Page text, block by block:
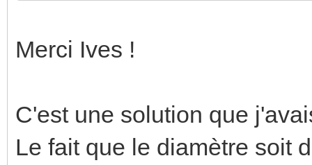
Merci Ives !
C'est une solution que
Le fait que le diamètre soit